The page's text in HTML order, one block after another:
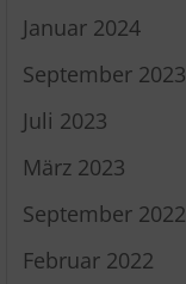
Januar 2024
September 2023
Juli 2023
März 2023
September 2022
Februar 2022